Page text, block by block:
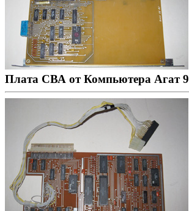
Плата СВА от Компьютера Агат 9